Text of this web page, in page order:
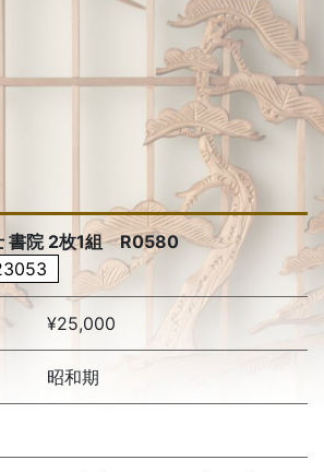
書院 2枚1組 R0580
¥25,000
昭和期